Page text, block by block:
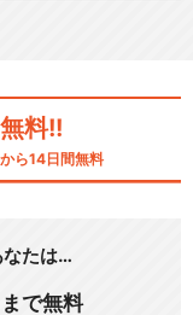
料!!
ら14日間無料
なたは…
まで無料